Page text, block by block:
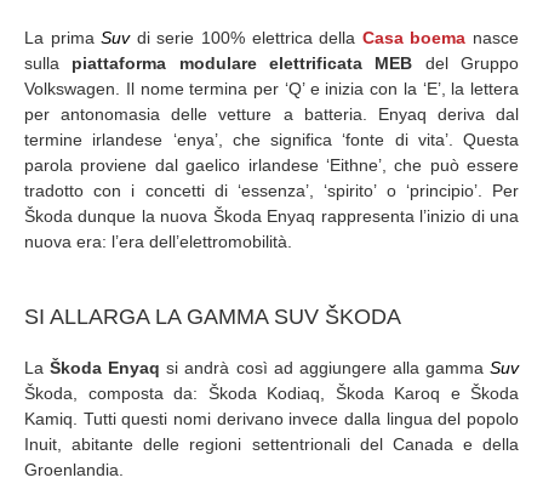
La primaSuvdi serie 100% elettrica della Casa boema nasce
sulla piattaforma modulare elettrificata MEB del Gruppo
Volkswagen. Il nome termina per ‘Q’ e inizia con la ‘E’, la lettera
per antonomasia delle vetture a batteria. Enyaq deriva dal
termine irlandese ‘enya’, che significa ‘fonte di vita’. Questa
parola proviene dal gaelico irlandese ‘Eithne’, che può essere
tradotto con i concetti di ‘essenza’, ‘spirito’ o ‘principio’. Per
Škoda dunque la nuova Škoda Enyaq rappresenta l’inizio di una
nuova era: l’era dell’elettromobilità.
SI ALLARGA LA GAMMA SUV ŠKODA
LaŠkoda Enyaq si andrà così ad aggiungere alla gammaSuv
Škoda, composta da: Škoda Kodiaq, Škoda Karoq e Škoda
Kamiq. Tutti questi nomi derivano invece dalla lingua del popolo
Inuit, abitante delle regioni settentrionali del Canada e della
Groenlandia.